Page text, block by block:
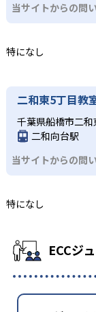
当サイトからの問
特になし
二和東5丁目教
千葉県船橋市二
二和向台駅
当サイトからの問
特になし
ECCジ